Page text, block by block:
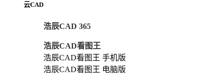
云CAD
浩辰CAD 365
浩辰CAD看图王
浩辰CAD看图王 手机版
浩辰CAD看图王 电脑版